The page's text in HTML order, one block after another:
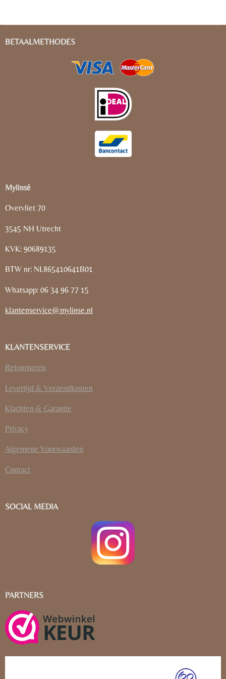
BETAALMETHODES
Mylinsé
Overvliet 70
3545 NH Utrecht
KVK: 90689135
BTW nr: NL865410641B01
Whatsapp: 06 34 96 77 15
klantenservice@mylinse.nl
KLANTENSERVICE
Retourneren
Levertijd & Verzendkosten
Klachten & Garantie
Privacy
Algemene Voorwaarden
Contact
SOCIAL MEDIA
PARTNERS